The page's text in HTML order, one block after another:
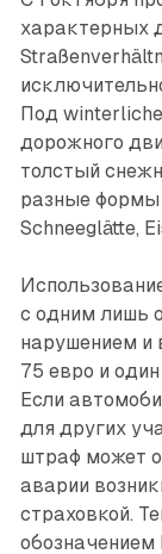
характерных
Под
дорожного
толстый
разные формы
Schneeglätte,
с одним лишь
нарушением и
75 евро и
Если
для других
штраф может
аварии
страховкой.
обозначением